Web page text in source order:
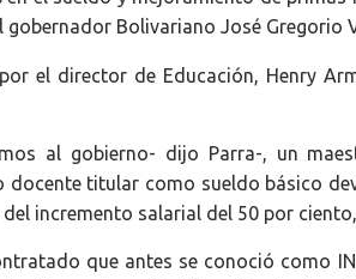
gobernador Bolivariano José Gregorio
el director de Educación, Henry
al gobierno- dijo Parra-, un
docente titular como sueldo básico
incremento salarial del 50 por
que antes se conoció como